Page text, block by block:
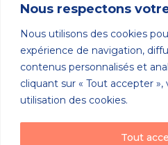
Nous respectons
Nous utilisons des cookies
expérience de navigation,
contenus personnalisés et
cliquant sur « Tout accepter
utilisation des cookies.
Tout